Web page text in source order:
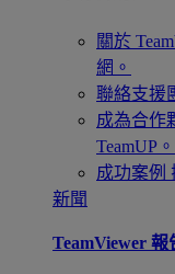
關於
網。
聯絡支援
成為合作
TeamUP。
成功案例
新聞
TeamViewer